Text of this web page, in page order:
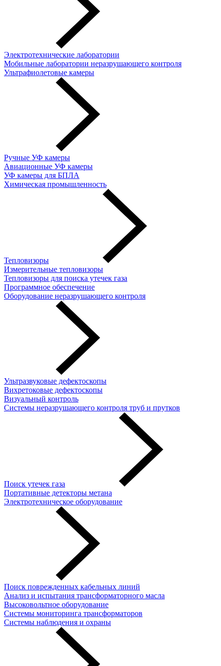
Электротехнические лаборатории
Мобильные лаборатории неразрушающего контроля
Ультрафиолетовые камеры
Ручные УФ камеры
Авиационные УФ камеры
УФ камеры для БПЛА
Химическая промышленность
Тепловизоры
Измерительные тепловизоры
Тепловизоры для поиска утечек газа
Программное обеспечение
Оборудование неразрушающего контроля
Ультразвуковые дефектоскопы
Вихретоковые дефектоскопы
Визуальный контроль
Системы неразрушающего контроля труб и прутков
Поиск утечек газа
Портативные детекторы метана
Электротехническое оборудование
Поиск поврежденных кабельных линий
Анализ и испытания трансформаторного масла
Высоковольтное оборудование
Системы мониторинга трансформаторов
Системы наблюдения и охраны